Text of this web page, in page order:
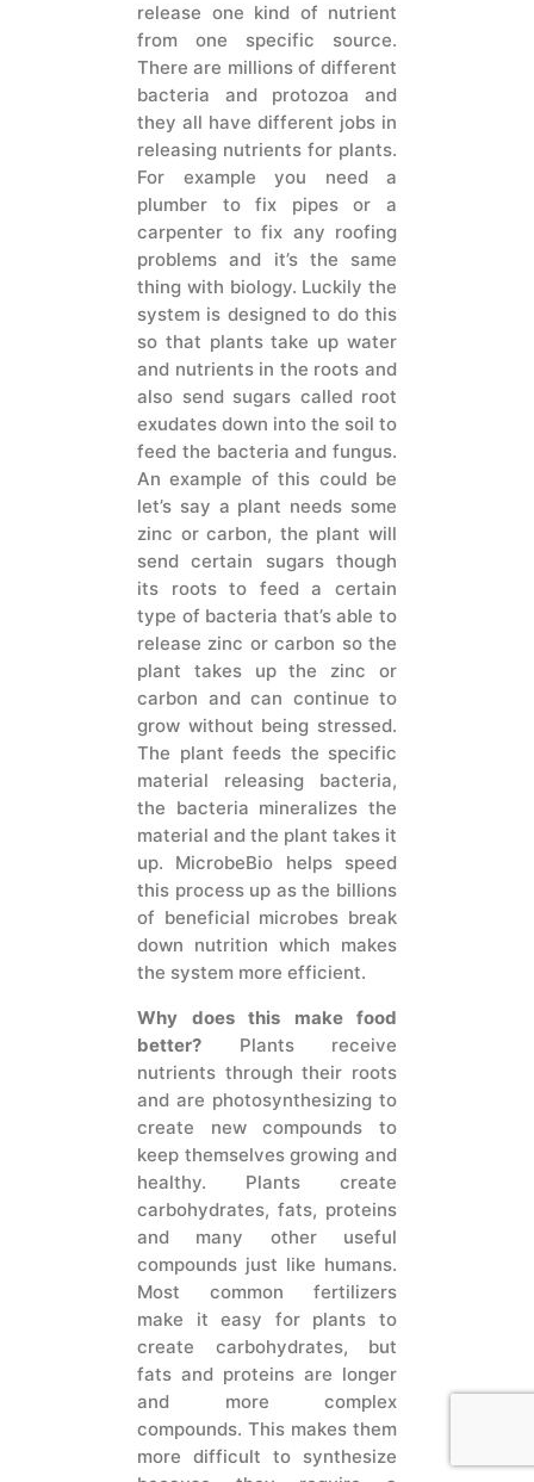
release one kind of nutrient
from one specific source.
There are millions of different
bacteria and protozoa and
they all have different jobs in
releasing nutrients for plants.
For example you need a
plumber to fix pipes or a
carpenter to fix any roofing
problems and it’s the same
thing with biology. Luckily the
system is designed to do this
so that plants take up water
and nutrients in the roots and
also send sugars called root
exudates down into the soil to
feed the bacteria and fungus.
An example of this could be
let’s say a plant needs some
zinc or carbon, the plant will
send certain sugars though
its roots to feed a certain
type of bacteria that’s able to
release zinc or carbon so the
plant takes up the zinc or
carbon and can continue to
grow without being stressed.
The plant feeds the specific
material releasing bacteria,
the bacteria mineralizes the
material and the plant takes it
up. MicrobeBio helps speed
this process up as the billions
of beneficial microbes break
down nutrition which makes
the system more efficient.
Why does this make food
better? Plants receive
nutrients through their roots
and are photosynthesizing to
create new compounds to
keep themselves growing and
healthy. Plants create
carbohydrates, fats, proteins
and many other useful
compounds just like humans.
Most common fertilizers
make it easy for plants to
create carbohydrates, but
fats and proteins are longer
and more complex
compounds. This makes them
more difficult to synthesize